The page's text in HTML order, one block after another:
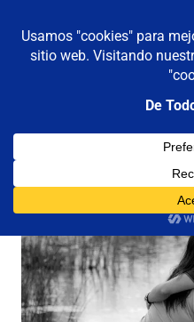
contenido
De todo un poco
Reflexiones,
Viajes